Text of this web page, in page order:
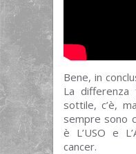
Bene, in
La
sottile, c’è,
sempre sono
è L’USO e
cancer.